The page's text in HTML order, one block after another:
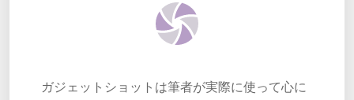
ガジェットショットは筆者が実際に使って心に